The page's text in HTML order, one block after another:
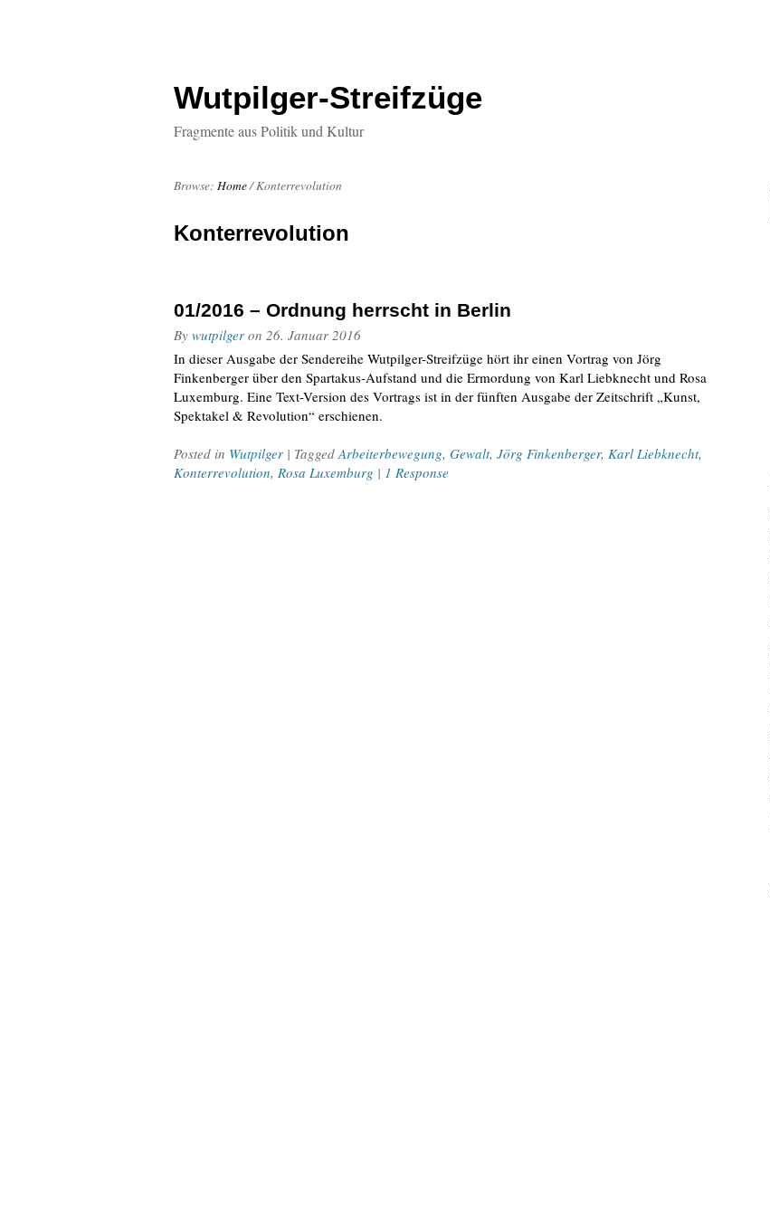
Wutpilger-Streifzüge
Fragmente aus Politik und Kultur
Browse: Home/Konterrevolution
Konterrevolution
01/2016 – Ordnung herrscht in Berlin
By wutpilger on 26. Januar 2016
In dieser Ausgabe der Sendereihe Wutpilger-Streifzüge hört ihr einen Vortrag von Jörg
Finkenberger über den Spartakus-Aufstand und die Ermordung von Karl Liebknecht und Rosa
Luxemburg. Eine Text-Version des Vortrags ist in der fünften Ausgabe der Zeitschrift „Kunst,
Spektakel & Revolution“ erschienen.
Posted in Wutpilger | TaggedArbeiterbewegung, Gewalt, Jörg Finkenberger, Karl Liebknecht,
Konterrevolution, Rosa Luxemburg | 1 Response